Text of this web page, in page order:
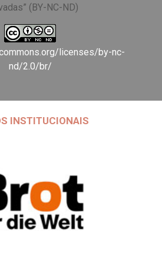
(BY-NC-ND)
licenses/by-nc-
nd/2.0/br/
INSTITUCIONAIS